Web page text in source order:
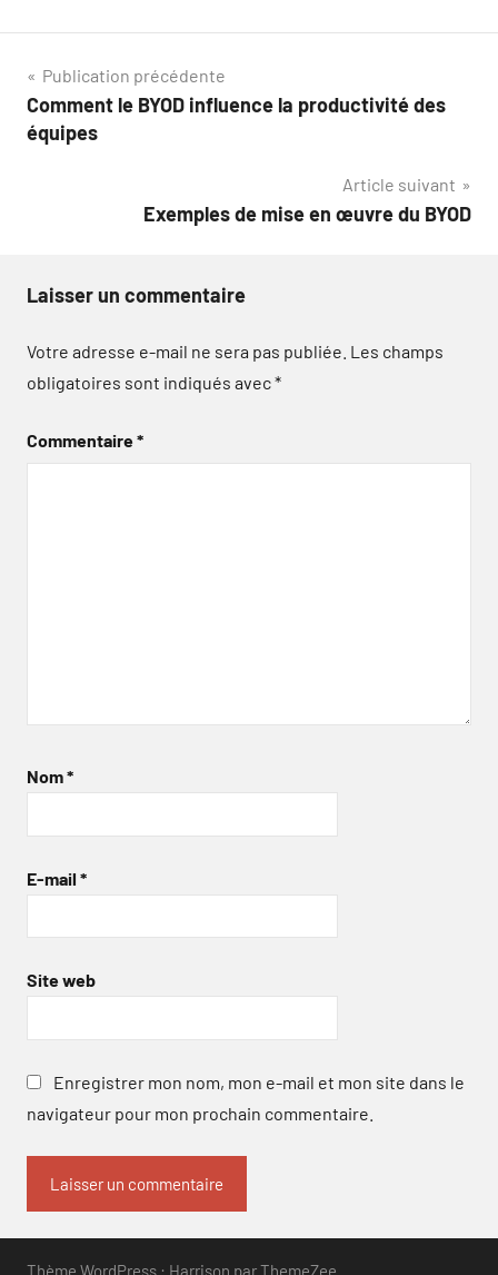
Navigation
de
Publication précédente
Comment le BYOD influence la productivité des
équipes
Article suivant
Exemples de mise en œuvre du BYOD
Laisser un commentaire
Votre adresse e-mail ne sera pas publiée. Les champs
obligatoires sont indiqués avec*
Commentaire*
Nom*
E-mail *
Site web
Enregistrer mon nom, mon e-mail et mon site dans le
navigateur pour mon prochain commentaire.
Thème WordPress : Harrison par ThemeZee.